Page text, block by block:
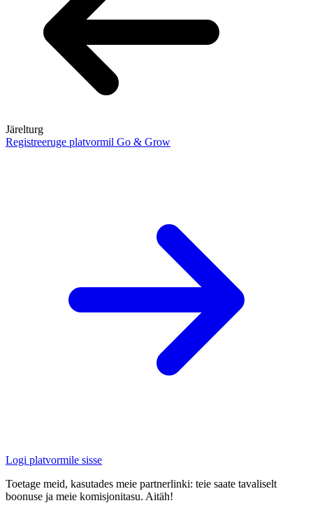
Järelturg
Registreeruge platvormil Go & Grow
Logi platvormile sisse
Toetage meid, kasutades meie partnerlinki: teie saate tavaliselt
boonuse ja meie komisjonitasu. Aitäh!